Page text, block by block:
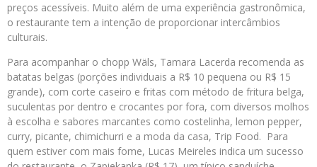
preços acessíveis. Muito além de uma experiência gastronômica,
o restaurante tem a intenção de proporcionar intercâmbios
culturais.
Para acompanhar o chopp Wäls, Tamara Lacerda recomenda as
batatas belgas (porções individuais a R$ 10 pequena ou R$ 15
grande), com corte caseiro e fritas com método de fritura belga,
suculentas por dentro e crocantes por fora, com diversos molhos
à escolha e sabores marcantes como costelinha, lemon pepper,
curry, picante, chimichurri e a moda da casa, Trip Food. Para
quem estiver com mais fome, Lucas Meireles indica um sucesso